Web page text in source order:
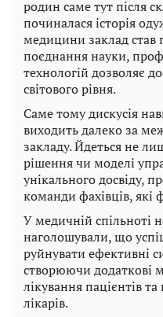
родин саме тут після
починалася історія
медицини заклад став
поєднання науки,
технологій дозволяє
світового рівня.
Саме тому дискусія
виходить далеко за
закладу. Йдеться не
рішення чи моделі
унікального досвіду,
команди фахівців, які
У медичній спільноті
наголошували, що
руйнувати ефективні
створюючи додаткові
лікування пацієнтів
лікарів.